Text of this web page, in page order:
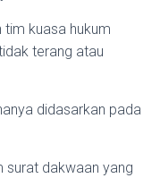
kuasa hukum
terang atau
didasarkan pada
surat dakwaan yang